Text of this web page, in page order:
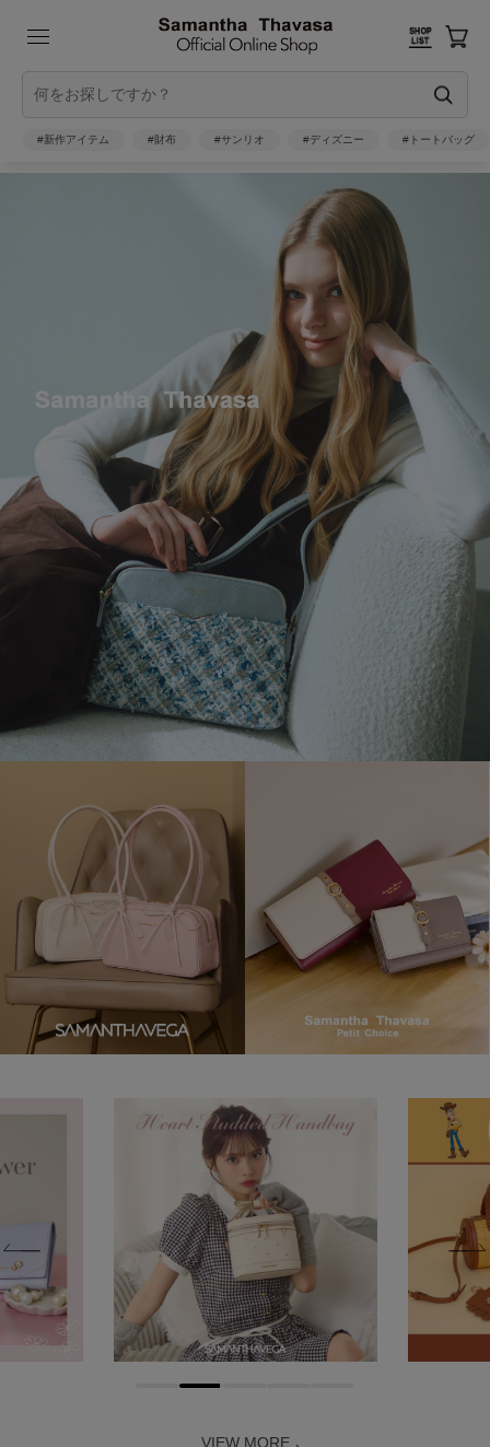
#新作アイテム #財布 #サンリオ #ディズニー #トートバッグ
VIEW MORE